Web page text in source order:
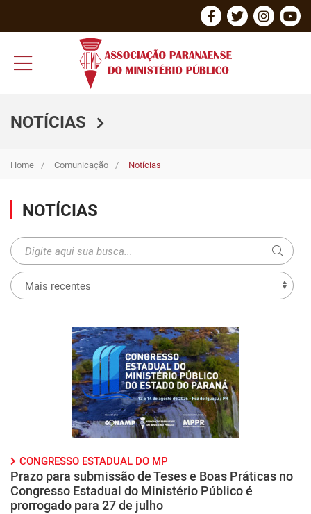
NOTÍCIAS
Home Comunicação Notícias
NOTÍCIAS
CONGRESSO ESTADUAL DO MP
Prazo para submissão de Teses e Boas Práticas no
Congresso Estadual do Ministério Público é
prorrogado para 27 de julho